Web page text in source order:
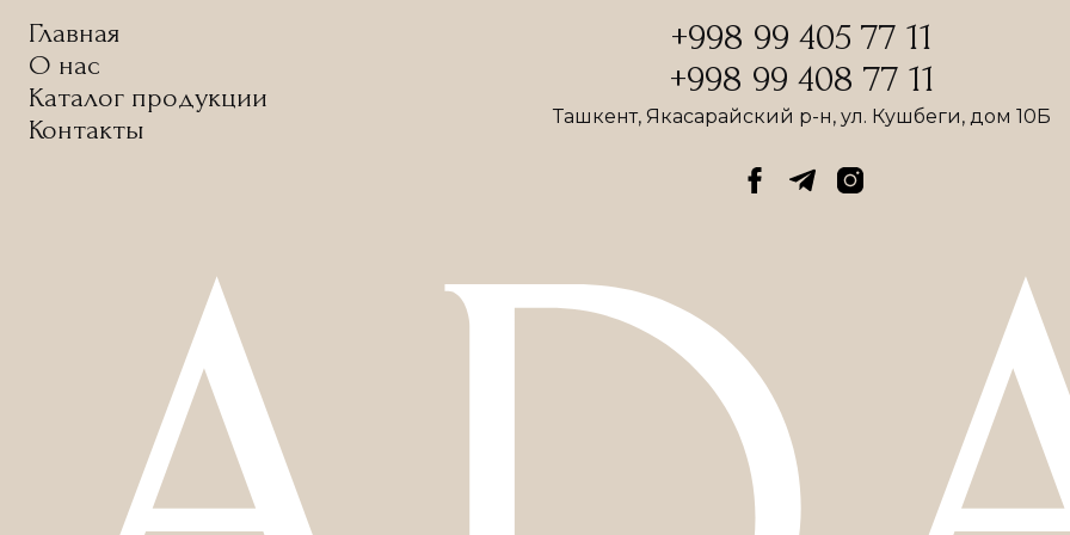
Главная
О нас
Каталог продукции
Контакты
+998 99 405 77 11
+998 99 408 77 11
Ташкент, Якасарайский р-н, ул. Кушбеги, дом 10Б